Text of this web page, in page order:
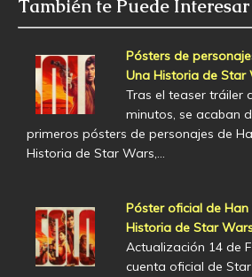
También te Puede Interesar
Pósters de
Una Historia de Star
Tras el teaser tráiler
minutos, se acaban
primeros pósters de personajes de
Historia de Star Wars,…
Póster oficial de Han
Historia de Star
Actualización 14 de
cuenta oficial de